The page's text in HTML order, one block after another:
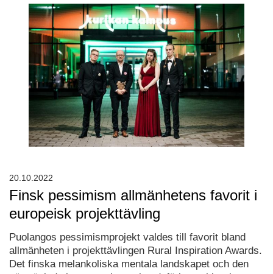
Finsk pessimism allmänhetens favorit i
europeisk projekttävling
Puolangos pessimismprojekt valdes till favorit bland
allmänheten i projekttävlingen Rural Inspiration Awards.
Det finska melankoliska mentala landskapet och den
20.10.2022